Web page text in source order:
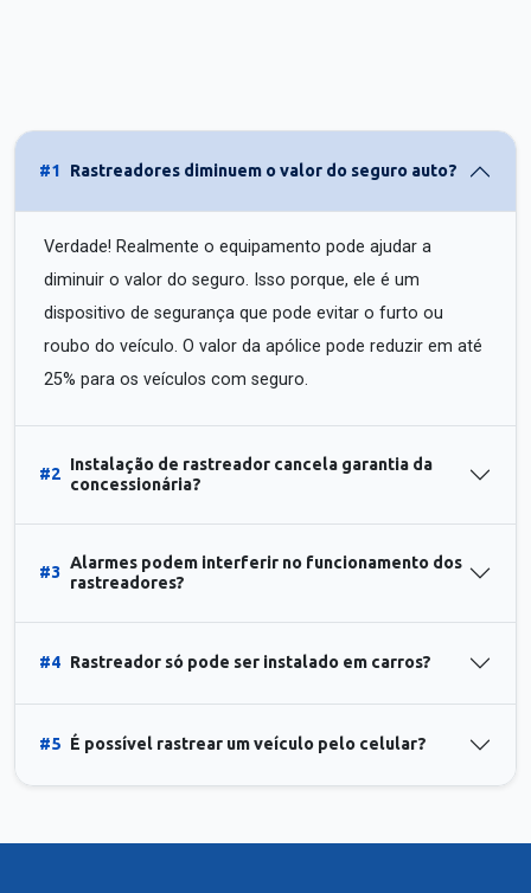
#1 Rastreadores diminuem o valor do seguro auto?
Verdade! Realmente o equipamento pode ajudar a
diminuir o valor do seguro. Isso porque, ele é um
dispositivo de segurança que pode evitar o furto ou
roubo do veículo. O valor da apólice pode reduzir em até
25% para os veículos com seguro.
#2
Instalação de rastreador cancela garantia da
concessionária?
#3
Alarmes podem interferir no funcionamento dos
rastreadores?
#4 Rastreador só pode ser instalado em carros?
#5 É possível rastrear um veículo pelo celular?